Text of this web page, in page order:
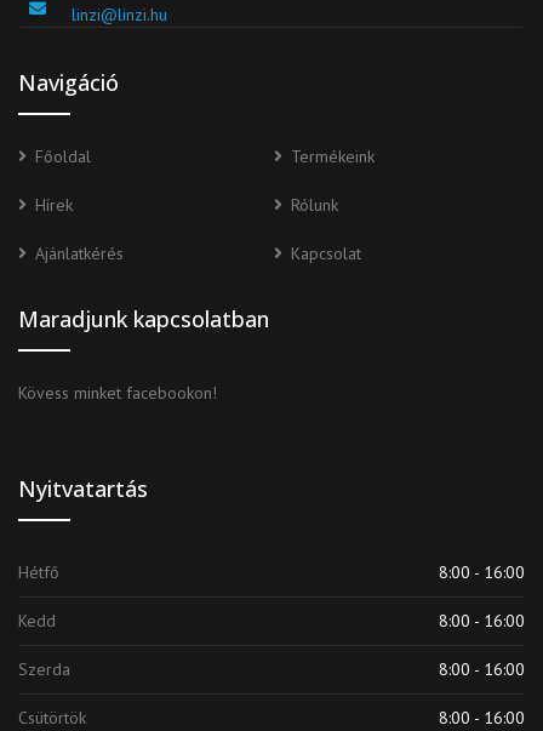
linzi@linzi.hu
Navigáció
Főoldal Termékeink
Hírek Rólunk
Ajánlatkérés Kapcsolat
Maradjunk kapcsolatban
Kövess minket facebookon!
Nyitvatartás
Hétfő 8:00 - 16:00
Kedd 8:00 - 16:00
Szerda 8:00 - 16:00
Csütörtök 8:00 - 16:00